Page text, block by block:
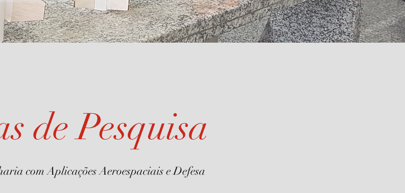
de Pesquisa
com Aplicações Aeroespaciais e Defesa